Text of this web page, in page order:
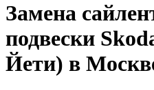
Замена
подвески
Йети) в